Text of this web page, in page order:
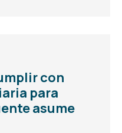
con
para
asume